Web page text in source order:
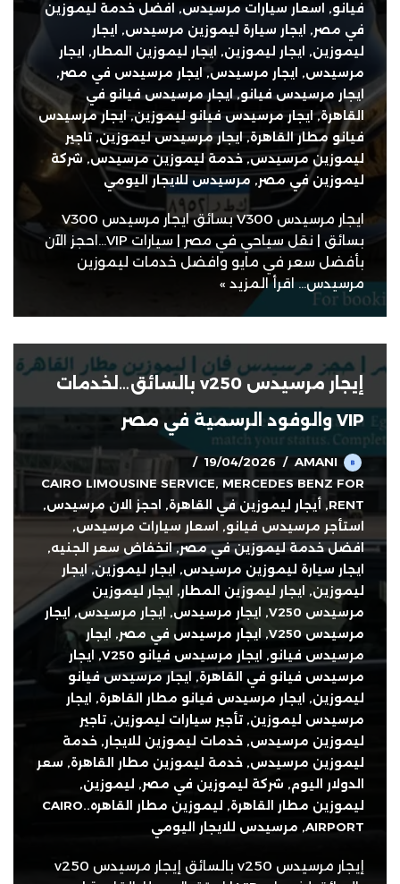
فيانو, اسعار سيارات مرسيدس,
افضل خدمة ليموزين
في مصر, ايجار سيارة ليموزين مرسيدس,
ايجار
ليموزين, ايجار ليموزين, ايجار ليموزين المطار,
ايجار
مرسيدس, ايجار مرسيدس, ايجار مرسيدس في مصر,
ايجار مرسيدس فيانو,ايجار مرسيدس فيانو في
القاهرة,ايجار مرسيدس فيانو ليموزين,ايجار مرسيدس
فيانو مطار القاهرة,ايجار مرسيدس ليموزين,تاجير
ليموزين مرسيدس,خدمة ليموزين مرسيدس,شركة
ليموزين في مصر,مرسيدس للايجار اليومي
ايجار مرسيدس V300 بسائق ايجار مرسيدس V300
بسائق | نقل سياحي في مصر | سيارات VIP…احجز الآن
بأفضل سعر في مايو وافضل خدمات ليموزين
مرسيدس…اقرأ المزيد »
إيجار مرسيدس v250 بالسائق…لخدمات
VIP والوفود الرسمية في مصر
AMANI
19/04/2026
CAIRO LIMOUSINE SERVICE, MERCEDES BENZ FOR
RENT
, أيجار ليموزين في القاهرة, احجز الان مرسيدس,
استأجر مرسيدس فيانو, اسعار سيارات مرسيدس,
افضل خدمة ليموزين في مصر,انخفاض سعر الجنيه,
ايجار سيارة ليموزين مرسيدس, ايجار ليموزين,ايجار
ليموزين, ايجار ليموزين المطار,
ايجار ليموزين
مرسيدس V250
, ايجار مرسيدس, ايجار مرسيدس,
ايجار
مرسيدس V250
, ايجار مرسيدس في مصر,
ايجار
مرسيدس فيانو, ايجار مرسيدس فيانو V250 ,
ايجار
مرسيدس فيانو في القاهرة,
ايجار مرسيدس فيانو
ليموزين, ايجار مرسيدس فيانو مطار القاهرة,
ايجار
مرسيدس ليموزين, تأجير سيارات ليموزين, تاجير
ليموزين مرسيدس, خدمات ليموزين للايجار, خدمة
ليموزين مرسيدس, خدمة ليموزين مطار القاهرة, سعر
الدولار اليوم, شركة ليموزين في مصر, ليموزين,
ليموزين مطار القاهرة,
ليموزين مطار القاهره..CAIRO
AIRPORT
, مرسيدس للايجار اليومي
إيجار مرسيدس v250 بالسائق إيجار مرسيدس v250